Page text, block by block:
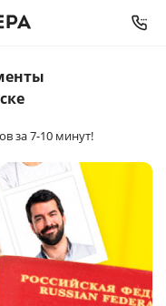
за 7-10 минут!